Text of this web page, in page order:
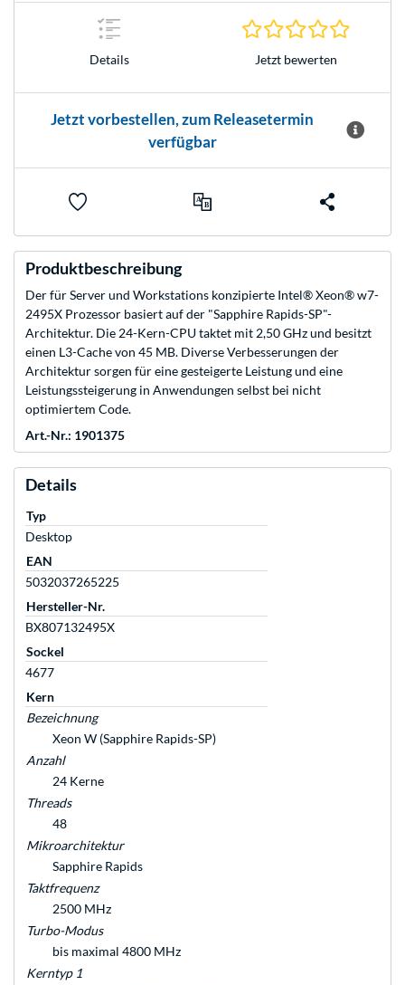
Details Jetzt bewerten
Jetzt vorbestellen, zum Releasetermin
verfügbar
Produktbeschreibung
Der für Server und Workstations konzipierte Intel® Xeon® w7-
2495X Prozessor basiert auf der "Sapphire Rapids-SP"-
Architektur. Die 24-Kern-CPU taktet mit 2,50 GHz und besitzt
einen L3-Cache von 45 MB. Diverse Verbesserungen der
Architektur sorgen für eine gesteigerte Leistung und eine
Leistungssteigerung in Anwendungen selbst bei nicht
optimiertem Code.
Art.-Nr.: 1901375
Details
Typ
Desktop
EAN
5032037265225
Hersteller-Nr.
BX807132495X
Sockel
4677
Kern
Bezeichnung
Xeon W (Sapphire Rapids-SP)
Anzahl
24 Kerne
Threads
48
Mikroarchitektur
Sapphire Rapids
Taktfrequenz
2500 MHz
Turbo-Modus
bis maximal 4800 MHz
Kerntyp 1